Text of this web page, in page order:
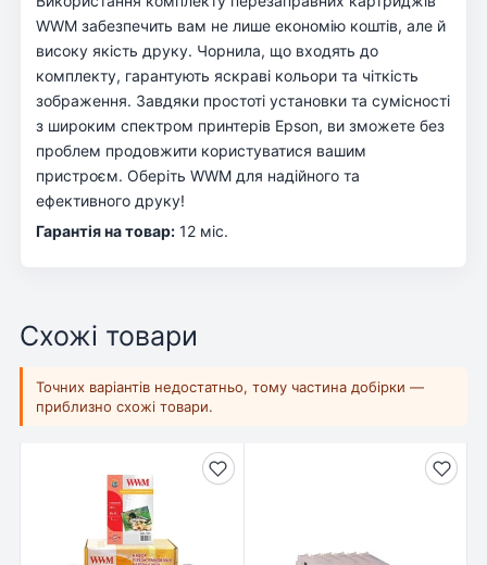
WWM забезпечить вам не лише економію коштів, але й
високу якість друку. Чорнила, що входять до
комплекту, гарантують яскраві кольори та чіткість
зображення. Завдяки простоті установки та сумісності
з широким спектром принтерів Epson, ви зможете без
проблем продовжити користуватися вашим
пристроєм. Оберіть WWM для надійного та
ефективного друку!
Гарантія на товар: 12 міс.
Схожі товари
Точних варіантів недостатньо, тому частина добірки —
приблизно схожі товари.